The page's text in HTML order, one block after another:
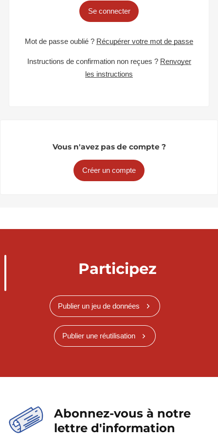
Se connecter
Mot de passe oublié ? Récupérer votre mot de passe
Instructions de confirmation non reçues ? Renvoyer
les instructions
Vous n'avez pas de compte ?
Créer un compte
Participez
Publier un jeu de données
Publier une réutilisation
Abonnez-vous à notre
lettre d'information